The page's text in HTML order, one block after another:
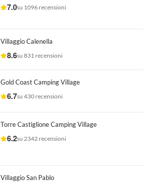
7.0su 1096 recensioni
Villaggio Calenella
8.6su 831 recensioni
Gold Coast Camping Village
6.7su 430 recensioni
Torre Castiglione Camping Village
6.2su 2342 recensioni
Villaggio San Pablo